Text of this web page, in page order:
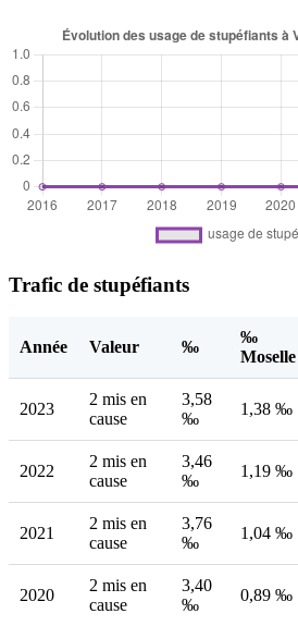
Trafic de stupéfiants
Année Valeur ‰
‰
Moselle
2023
2 mis en
cause
3,58
‰
1,38 ‰
2022
2 mis en
cause
3,46
‰
1,19 ‰
2021
2 mis en
cause
3,76
‰
1,04 ‰
2020
2 mis en
cause
3,40
‰
0,89 ‰